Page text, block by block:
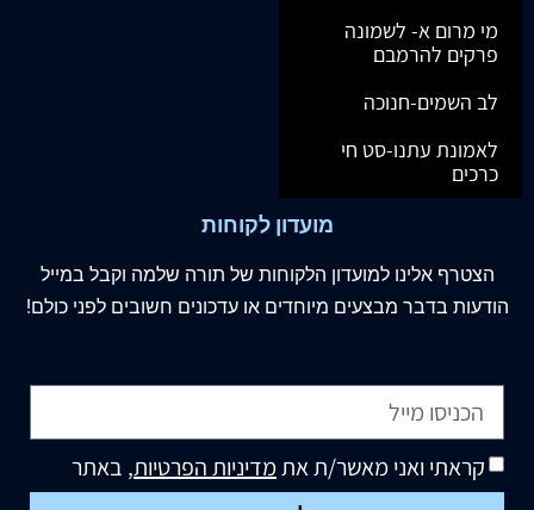
מי מרום א- לשמונה
פרקים להרמבם
לב השמים-חנוכה
לאמונת עתנו-סט חי
כרכים
מועדון לקוחות
הצטרף אלינו למועדון הלקוחות של תורה שלמה וקבל במייל
הודעות בדבר מבצעים מיוחדים או עדכונים חשובים לפני כולם!
קראתי ואני מאשר/ת אתמדיניות הפרטיות, באתר